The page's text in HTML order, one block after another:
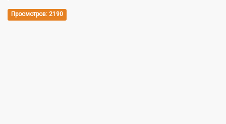
Просмотров: 2190